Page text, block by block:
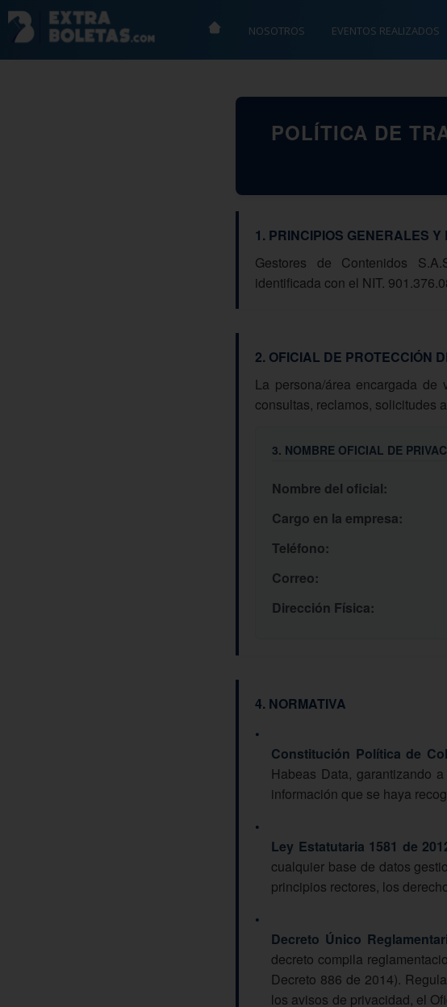
NOSOTROS EVENTOS REALIZADOS
POLÍTICA DE
1. PRINCIPIOS GENERALES
Gestores de Contenidos
identificada con el NIT.
2. OFICIAL DE PROTECCIÓN
La persona/área encargada
consultas, reclamos, solicitudes
3. NOMBRE OFICIAL DE
Nombre del oficial:
Cargo en la empresa:
Teléfono:
Correo:
Dirección Física:
4. NORMATIVA
•
Constitución Política de
Habeas Data, garantizando
información que se haya
•
Ley Estatutaria 1581 de
cualquier base de datos
principios rectores, los
•
Decreto Único
decreto compila
Decreto 886 de 2014).
los avisos de privacidad, el